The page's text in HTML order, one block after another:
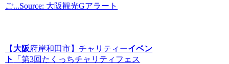
ご...Source: 大阪観光Gアラート
【 大阪府岸和田市】チャリティーイベン
ト
「第3回たくっちチャリティフェス